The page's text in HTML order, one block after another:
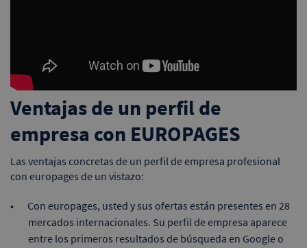
Ventajas de un perfil de
empresa con EUROPAGES
Las ventajas concretas de un perfil de empresa profesional
con europages de un vistazo:
Con europages, usted y sus ofertas están presentes en 28
mercados internacionales. Su perfil de empresa aparece
entre los primeros resultados de búsqueda en Google o